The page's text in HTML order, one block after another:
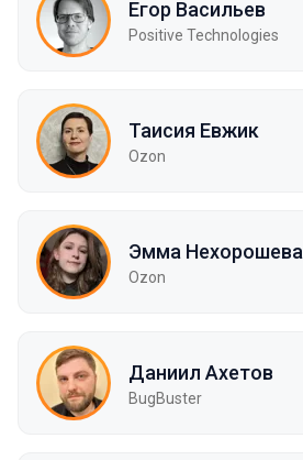
Егор Васильев
Positive Technologies
Таисия Евжик
Ozon
Эмма Нехорошева
Ozon
Даниил Ахетов
BugBuster